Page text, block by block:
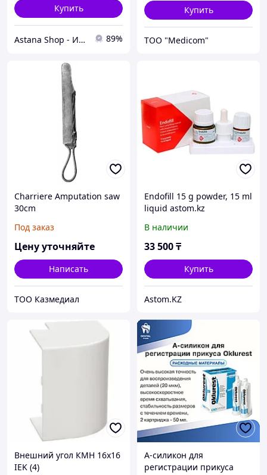
Купить
Astana Shop - Интернет Магазин 89%
Купить
ТОО "Medicom"
Charriere Amputation saw
30cm
Под заказ
Цену уточняйте
Написать
ТОО Казмедиал
Endofill 15 g powder, 15 ml
liquid astom.kz
В наличии
33 500₸
Купить
Astom.KZ
Внешний угол КМН 16х16
IEK (4)
А-силикон для
регистрации прикуса